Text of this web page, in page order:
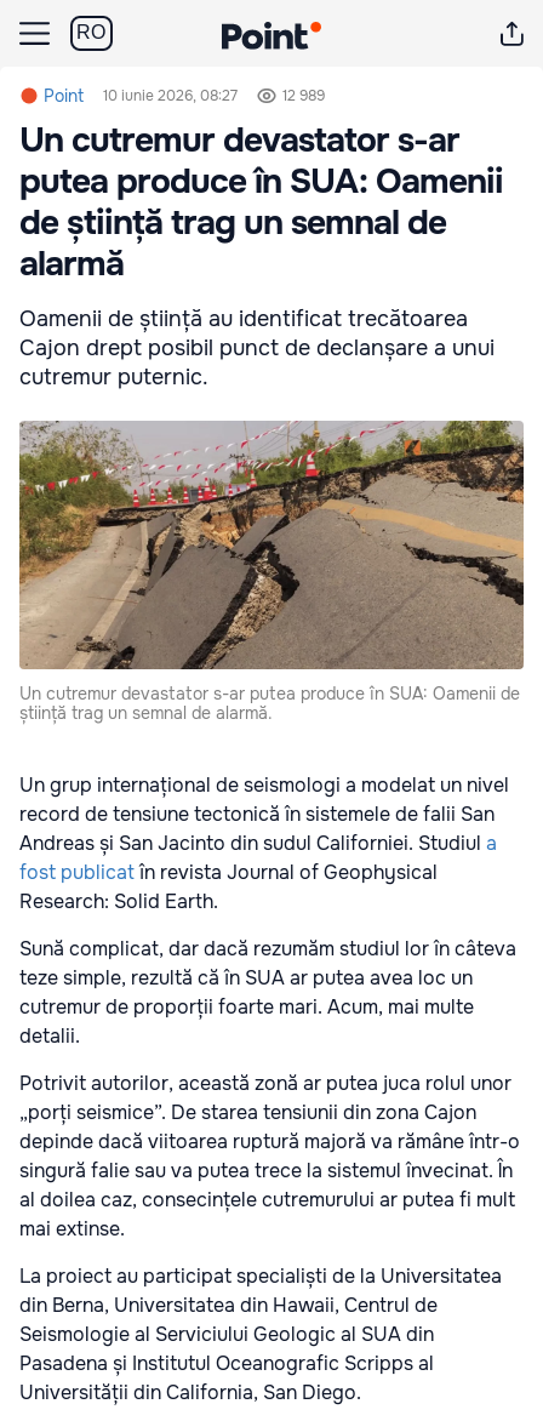
RO
Point 10 iunie 2026, 08:27 12 989
Un cutremur devastator s-ar
putea produce în SUA: Oamenii
de știință trag un semnal de
alarmă
Oamenii de știință au identificat trecătoarea
Cajon drept posibil punct de declanșare a unui
cutremur puternic.
Un cutremur devastator s-ar putea produce în SUA: Oamenii de
știință trag un semnal de alarmă.
Un grup internațional de seismologi a modelat un nivel
record de tensiune tectonică în sistemele de falii San
Andreas și San Jacinto din sudul Californiei. Studiul a
fost publicatîn revista Journal of Geophysical
Research: Solid Earth.
Sună complicat, dar dacă rezumăm studiul lor în câteva
teze simple, rezultă că în SUA ar putea avea loc un
cutremur de proporții foarte mari. Acum, mai multe
detalii.
Potrivit autorilor, această zonă ar putea juca rolul unor
„porți seismice”. De starea tensiunii din zona Cajon
depinde dacă viitoarea ruptură majoră va rămâne într-o
singură falie sau va putea trece la sistemul învecinat. În
al doilea caz, consecințele cutremurului ar putea fi mult
mai extinse.
La proiect au participat specialiști de la Universitatea
din Berna, Universitatea din Hawaii, Centrul de
Seismologie al Serviciului Geologic al SUA din
Pasadena și Institutul Oceanografic Scripps al
Universității din California, San Diego.